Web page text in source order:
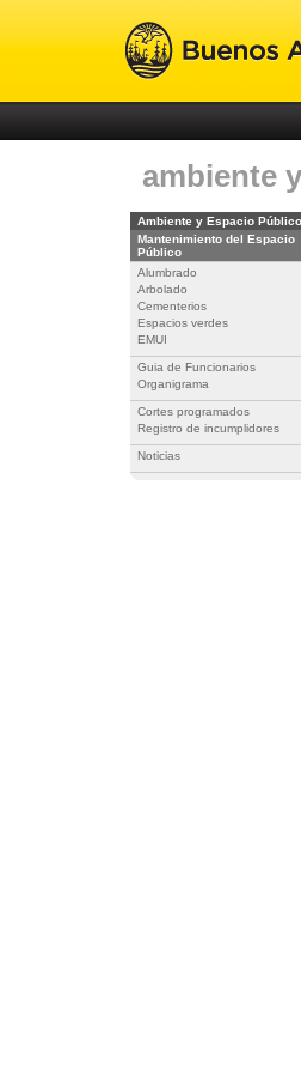
ambiente
Ambiente y Espacio Público
Mantenimiento del Espacio
Público
Alumbrado
Arbolado
Cementerios
Espacios verdes
EMUI
Guia de Funcionarios
Organigrama
Cortes programados
Registro de incumplidores
Noticias